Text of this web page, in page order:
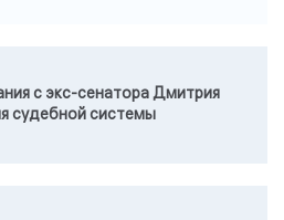
с экс-сенатора Дмитрия
судебной системы